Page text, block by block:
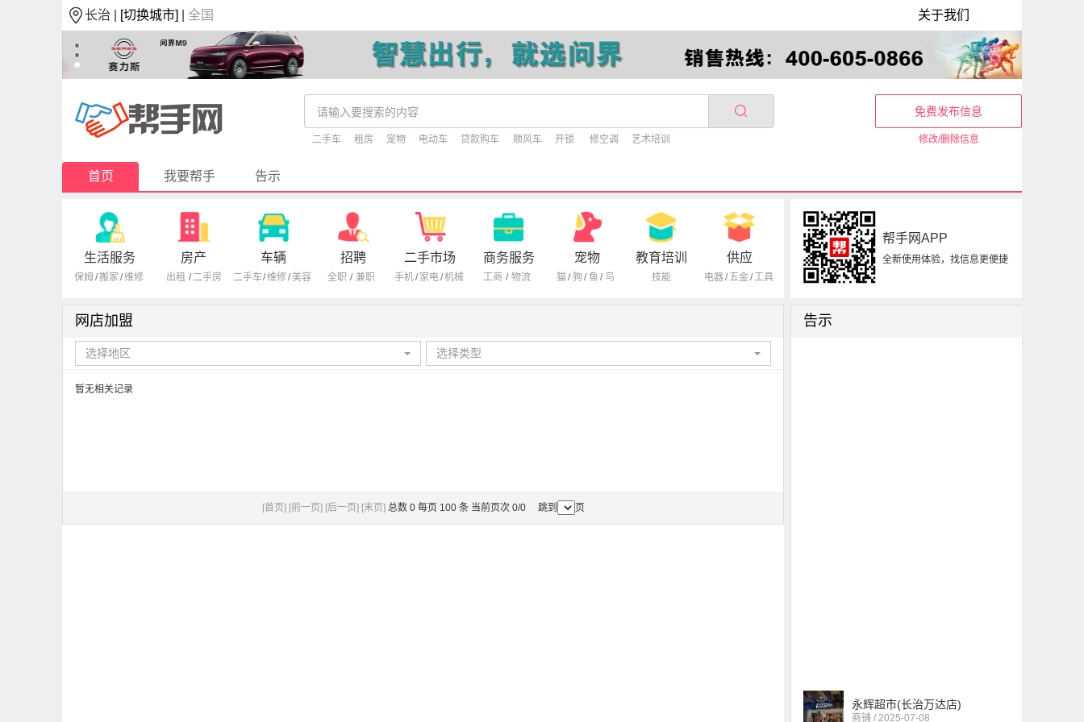
长治 | [切换城市] |全国 关于我们
二手车 租房 宠物 电动车 贷款购车 顺风车 开锁 修空调 艺术培训
免费发布信息
修改/删除信息
首页 我要帮手 告示
生活服务
保姆/搬家 /维修
房产
出租 /二手房
车辆
二手车/维修/美容
招聘
全职 / 兼职
二手市场
手机/ 家电/机械
商务服务
工商 / 物流
宠物
猫/ 狗 / 鱼 / 鸟
教育培训
技能
供应
电器/五金/工具
帮手网APP
全新使用体验，找信息更便捷
网店加盟
选择地区 选择类型
暂无相关记录
[首页] [前一页] [后一页] [末页] 总数 0 每页 100 条 当前页次 0/0 跳到 页
告示
永辉超市(长治万达店)
商铺 / 2025-07-08